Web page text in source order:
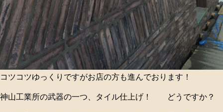
コツコツゆっくりですがお店の方も進んでおります！
神山工業所の武器の一つ、タイル仕上げ！ どうですか？